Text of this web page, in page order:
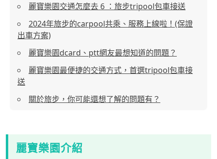
麗寶樂園交通怎麼去 6 ：旅步tripool包車接送
2024年旅步的carpool共乘、服務上線啦！(保證
出車方案)
麗寶樂園dcard、ptt網友最想知道的問題？
麗寶樂園最便捷的交通方式，首選tripool包車接
送
關於旅步，你可能還想了解的問題有？
麗寶樂園介紹